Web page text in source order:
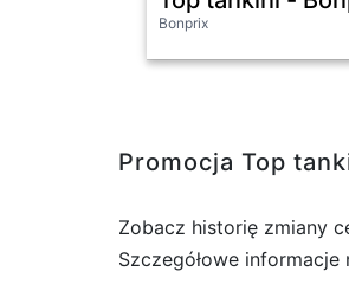
Bonprix
Promocja Top
Zobacz historię zmiany
Szczegółowe